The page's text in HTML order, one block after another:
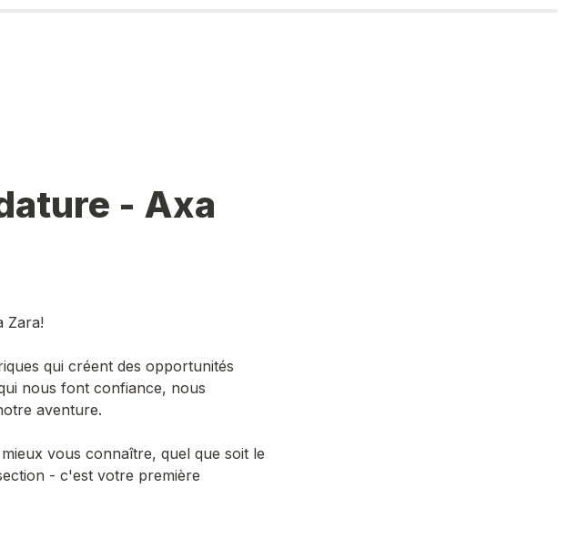
- Axa
Zara!
qui créent des opportunités
nous font confiance, nous
aventure.
vous connaître, quel que soit le
- c'est votre première